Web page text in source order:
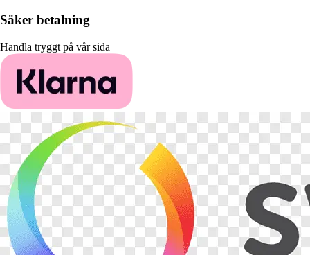
Säker betalning
Handla tryggt på vår sida